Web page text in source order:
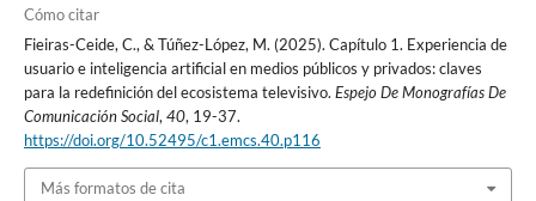
Cómo citar
Fieiras-Ceide, C., & Túñez-López, M. (2025). Capítulo 1. Experiencia de
usuario e inteligencia artificial en medios públicos y privados: claves
para la redefinición del ecosistema televisivo. Espejo De Monografías De
Comunicación Social, 40, 19-37.
https://doi.org/10.52495/c1.emcs.40.p116
Más formatos de cita